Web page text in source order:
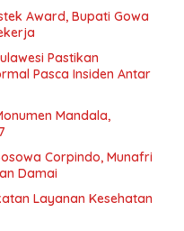
Award, Bupati Gowa
Pastikan
Pasca Insiden Antar
Mandala,
Corpindo, Munafri
Damai
Layanan Kesehatan